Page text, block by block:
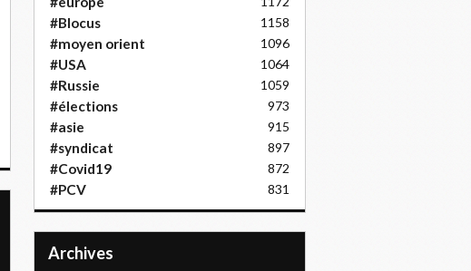
#Blocus 1158
#moyen orient 1096
#USA 1064
#Russie 1059
#élections 973
#asie 915
#syndicat 897
#Covid19 872
#PCV 831
Archives